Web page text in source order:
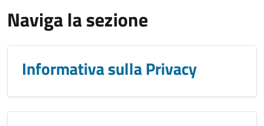
Naviga la sezione
Informativa sulla Privacy